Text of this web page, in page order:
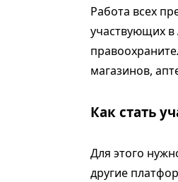
Работа всех
участвующих в
магазинов,
Как стать
Для этого
другие